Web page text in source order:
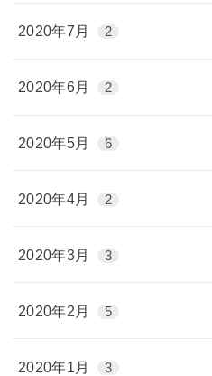
2020年7月 2
2020年6月 2
2020年5月 6
2020年4月 2
2020年3月 3
2020年2月 5
2020年1月 3